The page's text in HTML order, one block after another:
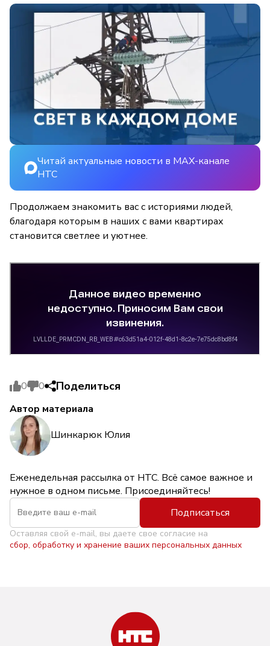
Читай актуальные новости в MAX-канале
НТС
Продолжаем знакомить вас с историями людей,
благодаря которым в наших с вами квартирах
становится светлее и уютнее.
0 0 Поделиться
Автор материала
Шинкарюк Юлия
Еженедельная рассылка от НТС. Всё самое важное и
нужное в одном письме. Присоединяйтесь!
Подписаться
Оставляя свой e-mail, вы даете свое согласие на
сбор, обработку и хранение ваших персональных данных